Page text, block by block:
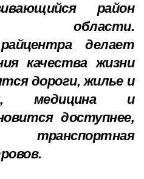
район
области.
делает
качества жизни
дороги, жилье и
медицина и
доступнее,